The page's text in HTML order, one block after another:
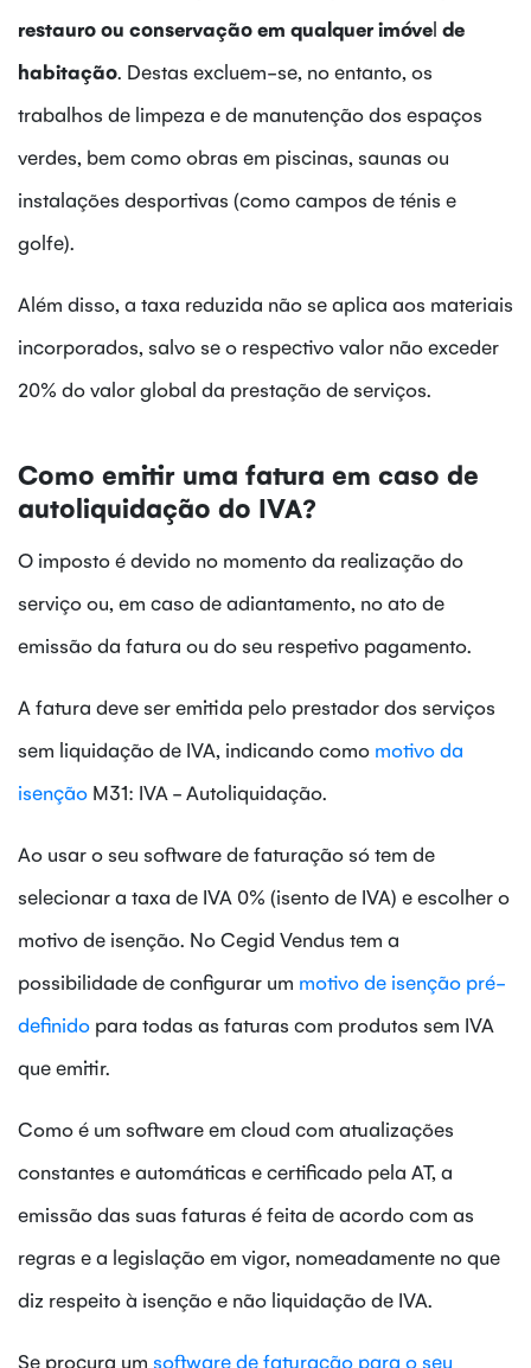
restauro ou conservação em qualquer imóvel de
habitação. Destas excluem-se, no entanto, os
trabalhos de limpeza e de manutenção dos espaços
verdes, bem como obras em piscinas, saunas ou
instalações desportivas (como campos de ténis e
golfe).
Além disso, a taxa reduzida não se aplica aos materiais
incorporados, salvo se o respectivo valor não exceder
20% do valor global da prestação de serviços.
Como emitir uma fatura em caso de
autoliquidação do IVA?
O imposto é devido no momento da realização do
serviço ou, em caso de adiantamento, no ato de
emissão da fatura ou do seu respetivo pagamento.
A fatura deve ser emitida pelo prestador dos serviços
sem liquidação de IVA, indicando como motivo da
isenção M31: IVA - Autoliquidação.
Ao usar o seu software de faturação só tem de
selecionar a taxa de IVA 0% (isento de IVA) e escolher o
motivo de isenção. No Cegid Vendus tem a
possibilidade de configurar um motivo de isenção pré-
definido para todas as faturas com produtos sem IVA
que emitir.
Como é um software em cloud com atualizações
constantes e automáticas e certificado pela AT, a
emissão das suas faturas é feita de acordo com as
regras e a legislação em vigor, nomeadamente no que
diz respeito à isenção e não liquidação de IVA.
Se procura um software de faturação para o seu